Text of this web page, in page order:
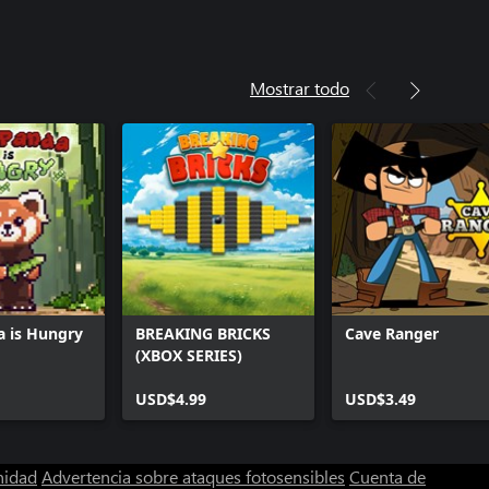
Mostrar todo
is Hungry
BREAKING BRICKS
(XBOX SERIES)
USD$4.99
Cave Ranger
USD$3.49
Advertencia sobre ataques fotosensibles Cuenta de